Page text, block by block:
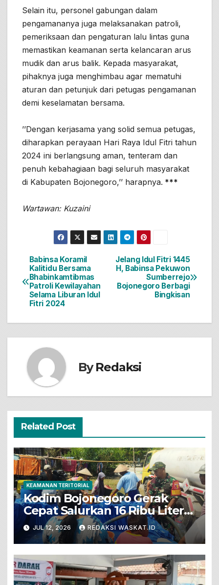
Selain itu, personel gabungan dalam
pengamananya juga melaksanakan patroli,
pemeriksaan dan pengaturan lalu lintas guna
memastikan keamanan serta kelancaran arus
mudik dan arus balik. Kepada masyarakat,
pihaknya juga menghimbau agar mematuhi
aturan dan petunjuk dari petugas pengamanan
demi keselamatan bersama.
’’Dengan kerjasama yang solid semua petugas,
diharapkan perayaan Hari Raya Idul Fitri tahun
2024 ini berlangsung aman, tenteram dan
penuh kebahagiaan bagi seluruh masyarakat
di Kabupaten Bojonegoro,’’ harapnya. ***
Wartawan: Kuzaini
Navigasi
pos
Jelang Idul Fitri 1445
H, Babinsa Pekuwon
Sumberrejo
Bojonegoro Berbagi
Bingkisan
Babinsa Koramil
Kalitidu Bersama
Bhabinkamtibmas
Patroli Kewilayahan
Selama Liburan Idul
Fitri 2024
ByRedaksi
Related Post
KEAMANAN TERITORIAL
Kodim Bojonegoro Gerak
Cepat Salurkan 16 Ribu Liter
Air Bersih Untuk Warga
Terdampak Kekeringan
JUL 12, 2026 REDAKSI WASKAT.ID